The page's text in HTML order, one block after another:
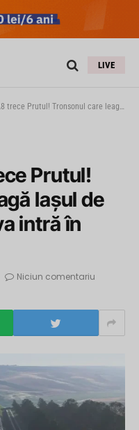
LIVE
Tronsonul care leagă Iașul de Republica Moldova intră în proiectare
Prutul!
Iașul de
intră în
Niciun comentariu